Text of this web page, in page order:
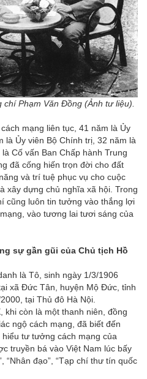
Phạm Văn Đồng (Ảnh tư liệu).
mạng liên tục, 41 năm là Ủy
là Ủy viên Bộ Chính trị, 32 năm là
Cố vấn Ban Chấp hành Trung
đã cống hiến trọn đời cho đất
và trí tuệ phục vụ cho cuộc
xây dựng chủ nghĩa xã hội. Trong
cũng luôn tin tưởng vào thắng lợi
vào tương lai tươi sáng của
sự gần gũi của Chủ tịch Hồ
là Tô, sinh ngày 1/3/1906
xã Đức Tân, huyện Mộ Đức, tỉnh
tại Thủ đô Hà Nội.
khi còn là một thanh niên, đồng
ngộ cách mạng, đã biết đến
tư tưởng cách mạng của
truyền bá vào Việt Nam lúc bấy
“Nhân đạo”, “Tạp chí thư tín quốc